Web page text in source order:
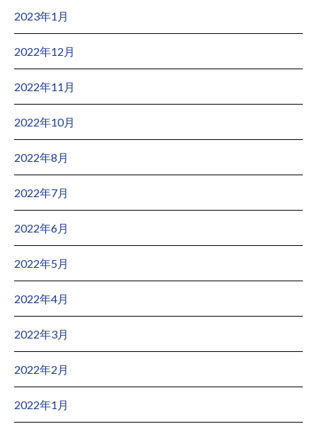
2023年1月
2022年12月
2022年11月
2022年10月
2022年8月
2022年7月
2022年6月
2022年5月
2022年4月
2022年3月
2022年2月
2022年1月